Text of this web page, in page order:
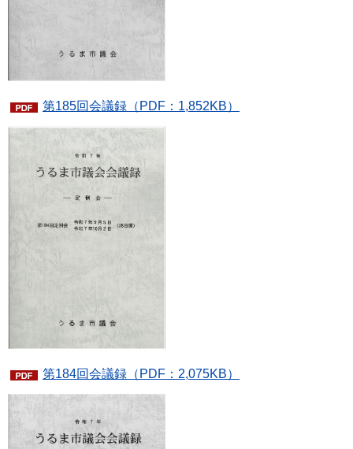
第185回会議録（PDF：1,852KB）
第184回会議録（PDF：2,075KB）